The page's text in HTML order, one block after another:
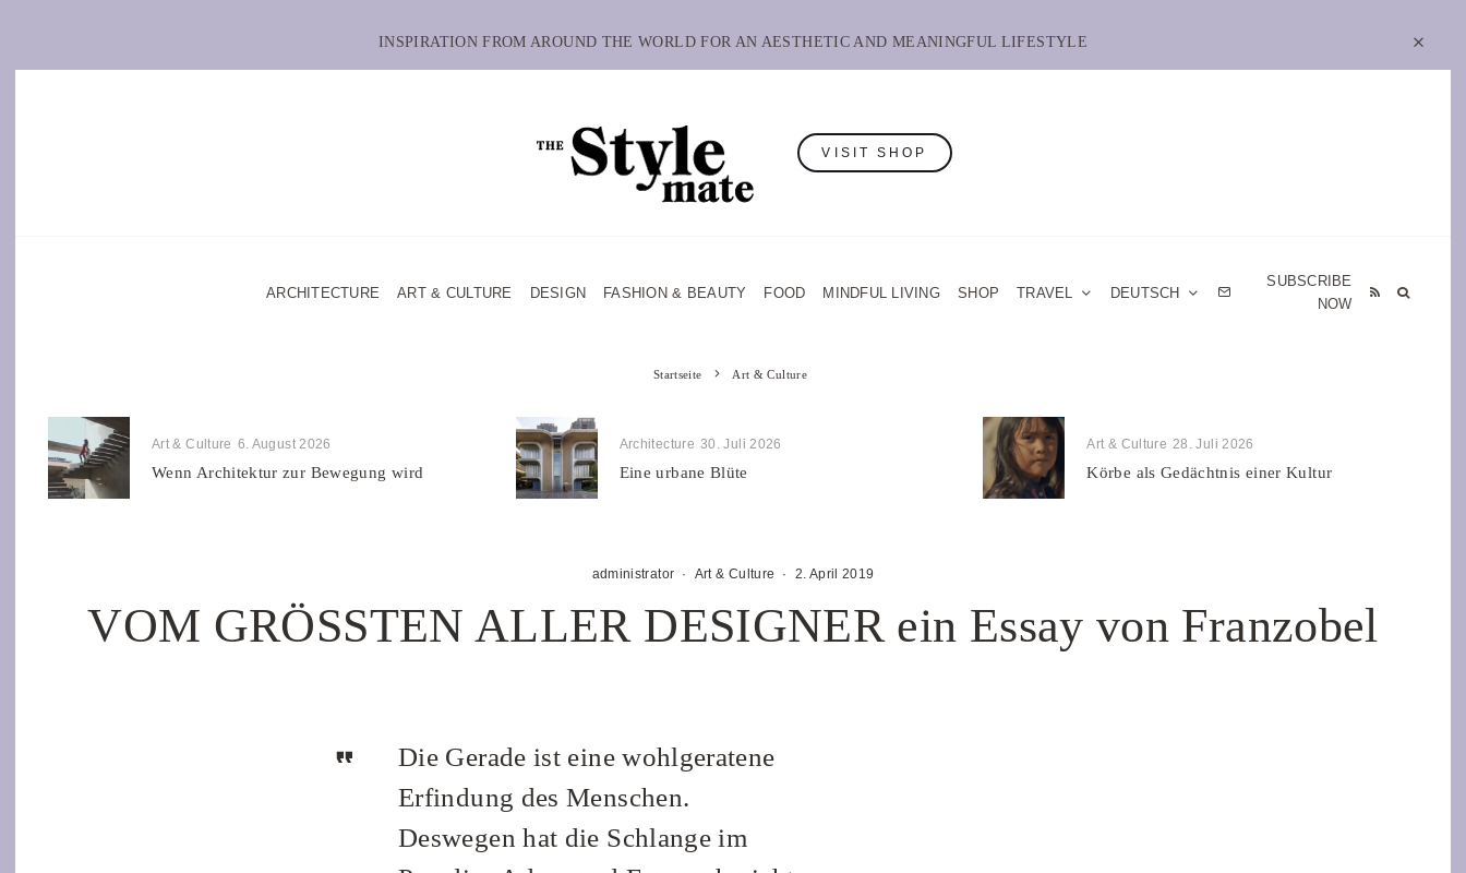
INSPIRATION FROM AROUND THE WORLD FOR AN AESTHETIC AND MEANINGFUL LIFESTYLE
VISIT SHOP
ARCHITECTURE ART & CULTURE DESIGN FASHION & BEAUTY FOOD MINDFUL LIVING SHOP TRAVEL DEUTSCH
SUBSCRIBE
NOW
Startseite Art & Culture
Art & Culture 6. August 2026
Wenn Architektur zur Bewegung wird
Architecture 30. Juli 2026
Eine urbane Blüte
Art & Culture 28. Juli 2026
Körbe als Gedächtnis einer Kultur
administrator · Art & Culture · 2. April 2019
VOM GRÖSSTEN ALLER DESIGNER ein Essay von Franzobel
Die Gerade ist eine wohlgeratene
Erfindung des Menschen.
Deswegen hat die Schlange im